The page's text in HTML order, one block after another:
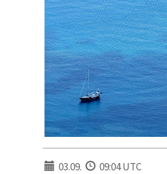
03.09.
09:04 UTC